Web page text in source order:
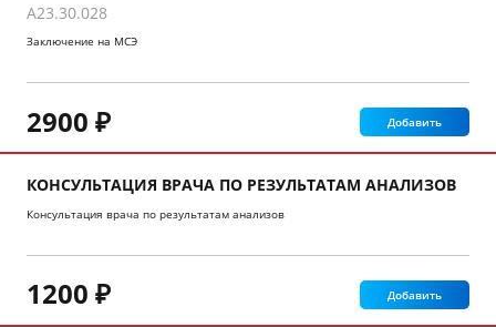
A23.30.028
Заключение на МСЭ
2900 ₽ Добавить
КОНСУЛЬТАЦИЯ ВРАЧА ПО РЕЗУЛЬТАТАМ АНАЛИЗОВ
Консультация врача по результатам анализов
1200 ₽ Добавить